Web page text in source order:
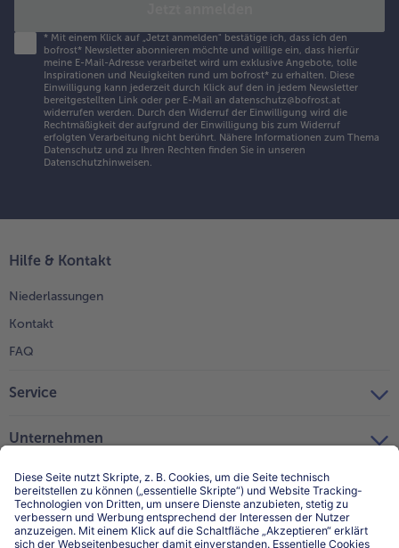
* Mit einem Klick auf „Jetzt anmelden" bestätige ich, dass ich den
bofrost* Newsletter abonnieren möchte und willige ein, dass hierfür
meine E-Mail-Adresse verarbeitet wird um exklusive Angebote, tolle
Inspirationen und Neuigkeiten rund um bofrost* zu erhalten. Diese
Einwilligung kann jederzeit durch Klick auf den in jedem Newsletter
bereitgestellten Link oder per E-Mail an datenschutz@bofrost.at
widerrufen werden. Durch den Widerruf der Einwilligung wird die
Rechtmäßigkeit der aufgrund der Einwilligung bis zum Widerruf
erfolgten Verarbeitung nicht berührt. Nähere Informationen zum Thema
Datenschutz und zu Ihren Rechten finden Sie in unseren
Datenschutzhinweisen.
Hilfe & Kontakt
Niederlassungen
Kontakt
FAQ
Service
Unternehmen
Über uns